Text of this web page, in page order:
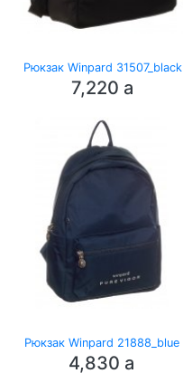
Рюкзак Winpard 31507_black
7,220 a
Рюкзак Winpard 21888_blue
4,830 a